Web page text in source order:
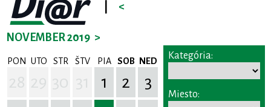
<
NOVEMBER 2019 >
PON UTO STR ŠTV PIA SOB NED
1 2
3
Kategória:
Miesto: